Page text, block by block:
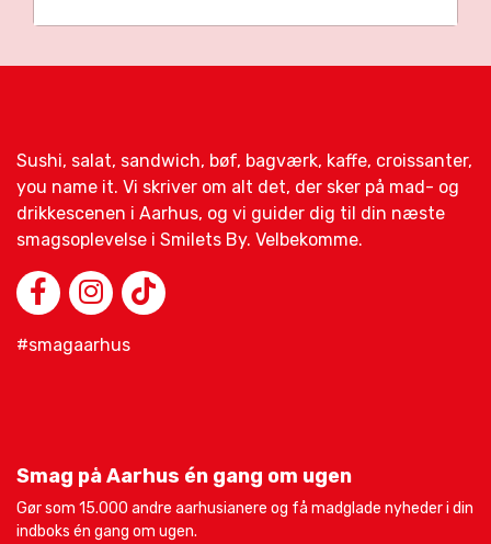
Sushi, salat, sandwich, bøf, bagværk, kaffe, croissanter,
you name it. Vi skriver om alt det, der sker på mad- og
drikkescenen i Aarhus, og vi guider dig til din næste
smagsoplevelse i Smilets By. Velbekomme.
#smagaarhus
Smag på Aarhus én gang om ugen
Gør som 15.000 andre aarhusianere og få madglade nyheder i din
indboks én gang om ugen.